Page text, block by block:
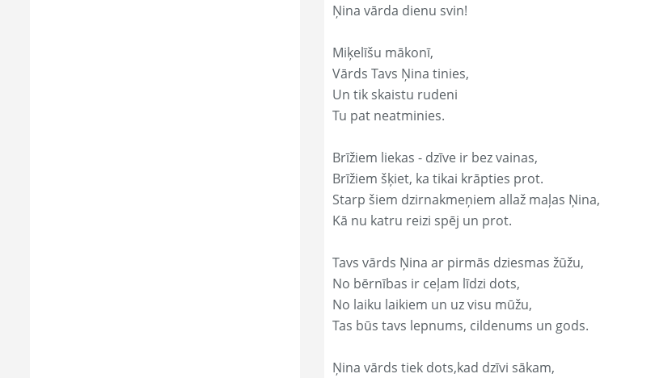
Ņina vārda dienu svin!
Miķelīšu mākonī,
Vārds Tavs Ņina tinies,
Un tik skaistu rudeni
Tu pat neatminies.
Brīžiem liekas - dzīve ir bez vainas,
Brīžiem šķiet, ka tikai krāpties prot.
Starp šiem dzirnakmeņiem allaž maļas Ņina,
Kā nu katru reizi spēj un prot.
Tavs vārds Ņina ar pirmās dziesmas žūžu,
No bērnības ir ceļam līdzi dots,
No laiku laikiem un uz visu mūžu,
Tas būs tavs lepnums, cildenums un gods.
Ņina vārds tiek dots,kad dzīvi sākam,